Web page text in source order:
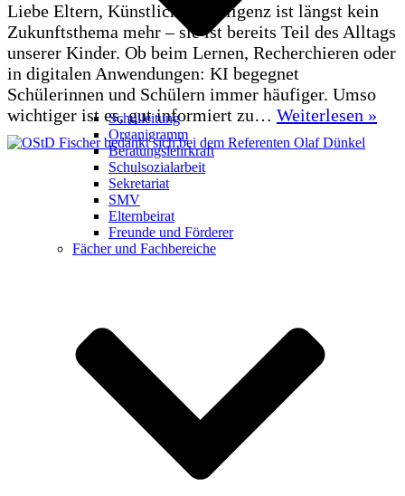
Schulleitung
Organigramm
Beratungslehrkraft
Schulsozialarbeit
Sekretariat
SMV
Elternbeirat
Freunde und Förderer
Fächer und Fachbereiche
Liebe Eltern, Künstliche Intelligenz ist längst kein
Zukunftsthema mehr – sie ist bereits Teil des Alltags
unserer Kinder. Ob beim Lernen, Recherchieren oder
in digitalen Anwendungen: KI begegnet
Schülerinnen und Schülern immer häufiger. Umso
wichtiger ist es, gut informiert zu… Weiterlesen »